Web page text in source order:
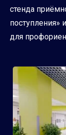
стенда
поступления»
для